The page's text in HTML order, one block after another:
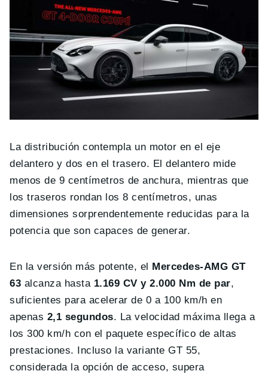
La distribución contempla un motor en el eje
delantero y dos en el trasero. El delantero mide
menos de 9 centímetros de anchura, mientras que
los traseros rondan los 8 centímetros, unas
dimensiones sorprendentemente reducidas para la
potencia que son capaces de generar.
En la versión más potente, el Mercedes-AMG GT
63 alcanza hasta 1.169 CV y 2.000 Nm de par,
suficientes para acelerar de 0 a 100 km/h en
apenas 2,1 segundos. La velocidad máxima llega a
los 300 km/h con el paquete específico de altas
prestaciones. Incluso la variante GT 55,
considerada la opción de acceso, supera